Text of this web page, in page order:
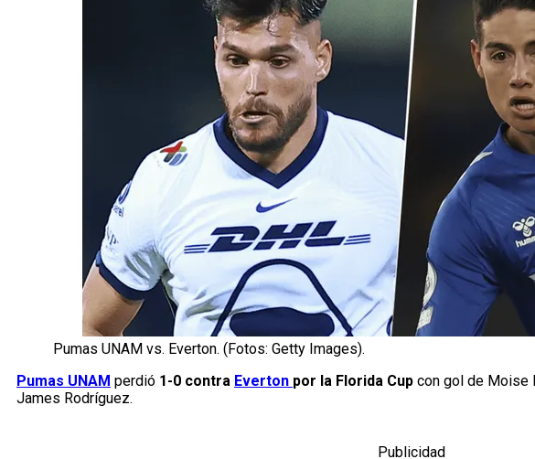
Pumas UNAM vs. Everton. (Fotos: Getty Images).
Pumas UNAM perdió 1-0 contra Everton por la Florida Cup con gol de Moise
James Rodríguez.
Publicidad